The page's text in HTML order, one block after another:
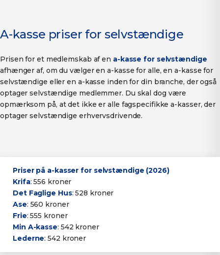
A-kasse priser for selvstændige
Prisen for et medlemskab af en a-kasse for selvstændige
afhænger af, om du vælger en a-kasse for alle, en a-kasse for
selvstændige eller en a-kasse inden for din branche, der også
optager selvstændige medlemmer. Du skal dog være
opmærksom på, at det ikke er alle fagspecifikke a-kasser, der
optager selvstændige erhvervsdrivende.
Priser på a-kasser for selvstændige (2026)
Krifa: 556 kroner
Det Faglige Hus: 528 kroner
Ase: 560 kroner
Frie: 555 kroner
Min A-kasse: 542 kroner
Lederne: 542 kroner